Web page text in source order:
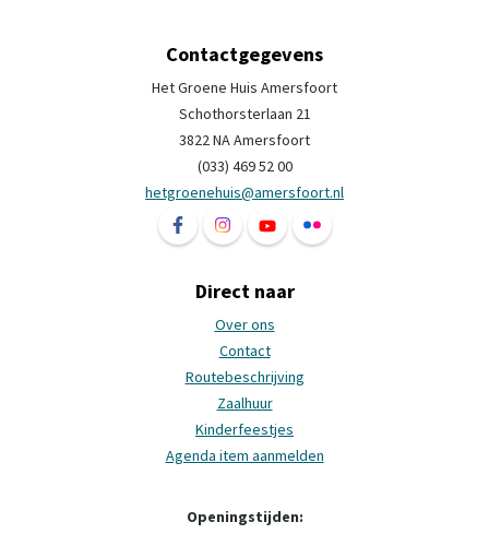
Contactgegevens
Het Groene Huis Amersfoort
Schothorsterlaan 21
3822 NA Amersfoort
(033) 469 52 00
hetgroenehuis@amersfoort.nl
Volg ons op Facebook Het Groene Huis
Volg ons op Instagram Het Groene
Volg ons op YouTube Het
Volg ons op Flickr Het
Direct naar
Over ons
Contact
Routebeschrijving
Zaalhuur
Kinderfeestjes
Agenda item aanmelden
Openingstijden: